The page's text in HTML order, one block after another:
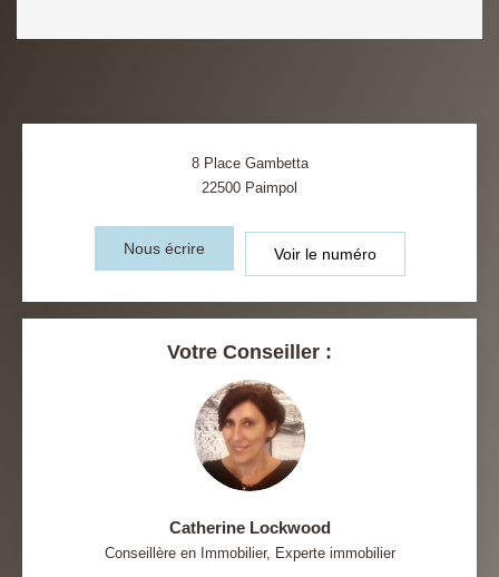
8 Place Gambetta
22500 Paimpol
Nous écrire Voir le numéro
Votre Conseiller :
Catherine Lockwood
Conseillère en Immobilier, Experte immobilier